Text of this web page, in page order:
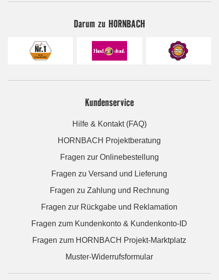
Darum zu HORNBACH
Kundenservice
Hilfe & Kontakt (FAQ)
HORNBACH Projektberatung
Fragen zur Onlinebestellung
Fragen zu Versand und Lieferung
Fragen zu Zahlung und Rechnung
Fragen zur Rückgabe und Reklamation
Fragen zum Kundenkonto & Kundenkonto-ID
Fragen zum HORNBACH Projekt-Marktplatz
Muster-Widerrufsformular